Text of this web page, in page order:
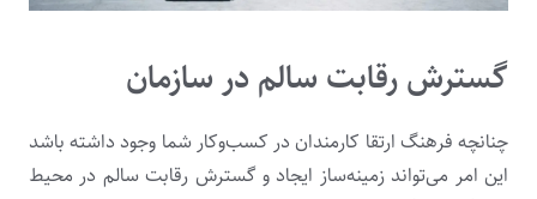
گسترشرقابت سالم در سازمان
چنانچه فرهنگ ارتقا کارمندان در کسب‌وکار شما وجود داشته باشد
این امر می‌تواند زمینه‌ساز ایجاد و گسترش رقابت سالم در محیط